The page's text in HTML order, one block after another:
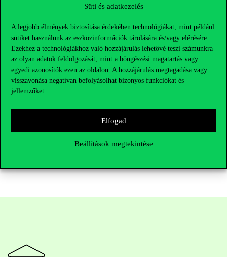
Süti és adatkezelés
A legjobb élmények biztosítása érdekében technológiákat, mint például
sütiket használunk az eszközinformációk tárolására és/vagy elérésére.
Ezekhez a technológiákhoz való hozzájárulás lehetővé teszi számunkra
az olyan adatok feldolgozását, mint a böngészési magatartás vagy
egyedi azonosítók ezen az oldalon. A hozzájárulás megtagadása vagy
visszavonása negatívan befolyásolhat bizonyos funkciókat és
jellemzőket.
Elfogad
Beállítások megtekintése
vonatkozásokban is alapvető élmény volt. Olyan témákkal
környezetben mély reflexióra és hiteles párbeszédre adott
nekünk lehetőséget.”
Eduardo Reyes: „Egy MBA nem csak arról szól, amit a
tanteremben tanulsz
hanem arról is, hogy tanulsz a
társaidtól
és az ő tapasztalataikból. A téli tábor lehetővé tette, hogy
kapcsolódjunk egymáshoz és valóban meghallgassuk egymás
történeteit.”
A Téli Egyetem során szerzett meglátások, a magukkal ragadó
tevékenységek és közös élmények utat nyitottak a jövőbeli tervek